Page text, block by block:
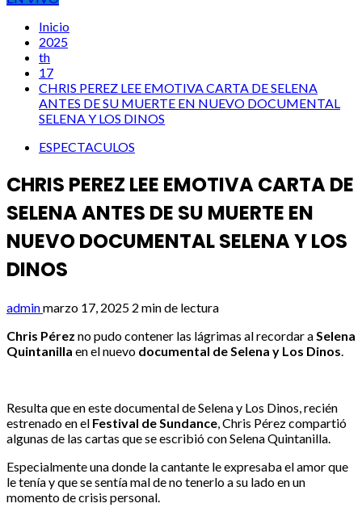
Inicio
2025
th
17
CHRIS PEREZ LEE EMOTIVA CARTA DE SELENA
ANTES DE SU MUERTE EN NUEVO DOCUMENTAL
SELENA Y LOS DINOS
ESPECTACULOS
CHRIS PEREZ LEE EMOTIVA CARTA DE
SELENA ANTES DE SU MUERTE EN
NUEVO DOCUMENTAL SELENA Y LOS
DINOS
adminmarzo 17, 2025 2 min de lectura
Chris Pérez no pudo contener las lágrimas al recordar a Selena
Quintanilla en el nuevo documental de Selena y Los Dinos
Resulta que en este documental de Selena y Los Dinos, recién
estrenado en el Festival de Sundance , Chris Pérez compartió
algunas de las cartas que se escribió con Selena Quintanilla.
Especialmente una donde la cantante le expresaba el amor que
le tenía y que se sentía mal de no tenerlo a su lado en un
momento de crisis personal.